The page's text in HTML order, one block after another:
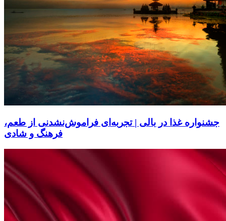
جشنواره غذا در بالی | تجربه‌ای فراموش‌نشدنی از طعم،
فرهنگ و شادی